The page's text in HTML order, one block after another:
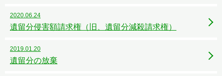
2020.06.24
遺留分侵害額請求権（旧、遺留分減殺請求権）
2019.01.20
遺留分の放棄